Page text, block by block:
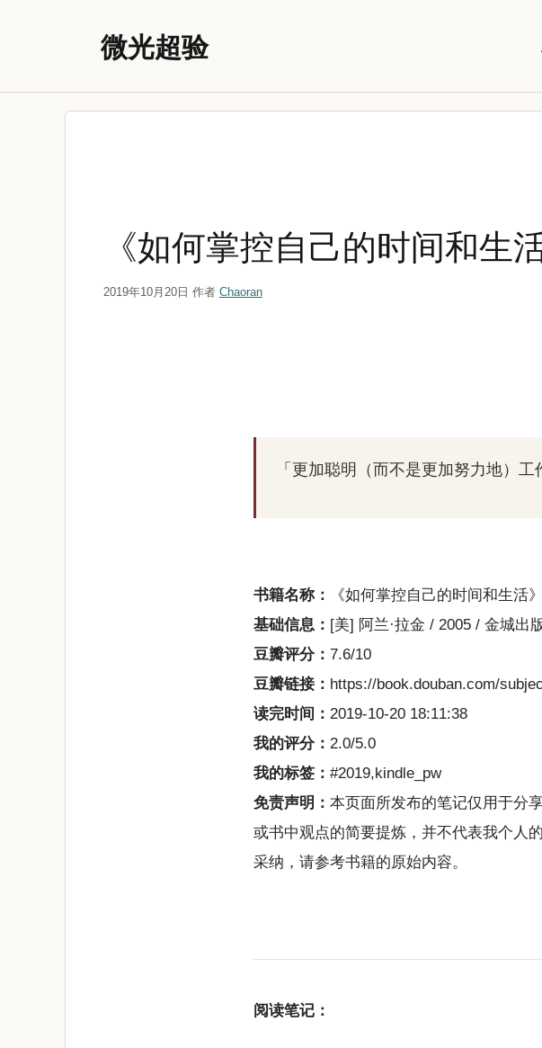
微光超验
《如何掌控自己的时间和生
2019年10月20日 作者 Chaoran
「更加聪明（而不是更加努力地）工
书籍名称：
《如何掌控自己的时间和生活》
基础信息： [美] 阿兰·拉金 / 2005 / 金城出
豆瓣评分： 7.6/10
豆瓣链接： https://book.douban.com/
读完时间： 2019-10-20 18:11:38
我的评分： 2.0/5.0
我的标签： #2019,kindle_pw
免责声明： 本页面所发布的笔记仅用于分
或书中观点的简要提炼，并不代表我个人
采纳，请参考书籍的原始内容。
阅读笔记：